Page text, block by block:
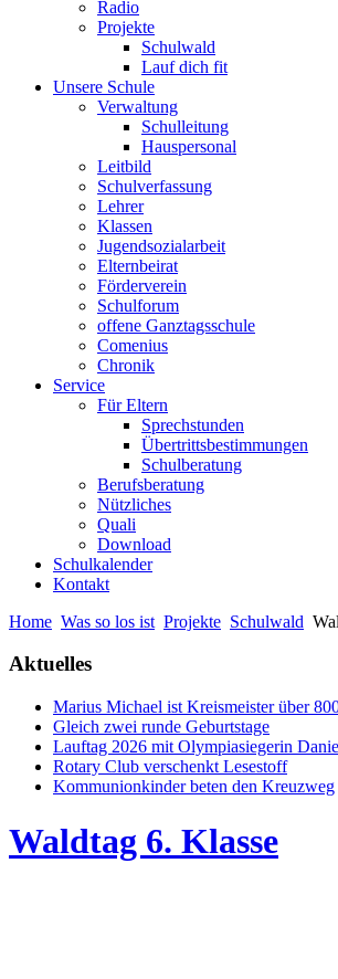
Radio
Projekte
Schulwald
Lauf dich fit
Unsere Schule
Verwaltung
Schulleitung
Hauspersonal
Leitbild
Schulverfassung
Lehrer
Klassen
Jugendsozialarbeit
Elternbeirat
Förderverein
Schulforum
offene Ganztagsschule
Comenius
Chronik
Service
Für Eltern
Sprechstunden
Übertrittsbestimmungen
Schulberatung
Berufsberatung
Nützliches
Quali
Download
Schulkalender
Kontakt
Home Was so los ist Projekte Schulwald
Aktuelles
Marius Michael ist Kreismeister über
Gleich zwei runde Geburtstage
Lauftag 2026 mit Olympiasiegerin
Rotary Club verschenkt Lesestoff
Kommunionkinder beten den Kreuzweg
Waldtag 6. Klasse